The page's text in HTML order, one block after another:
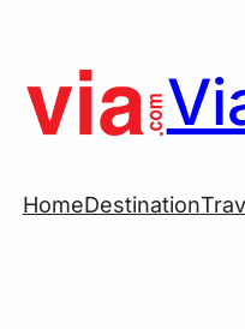
content
HomeDestination